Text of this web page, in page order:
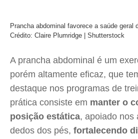
Prancha abdominal favorece a saúde geral
Crédito: Claire Plumridge | Shutterstock
A prancha abdominal é um
porém altamente eficaz, que
destaque nos programas de
prática consiste em manter o
posição estática, apoiado nos
dedos dos pés, fortalecendo